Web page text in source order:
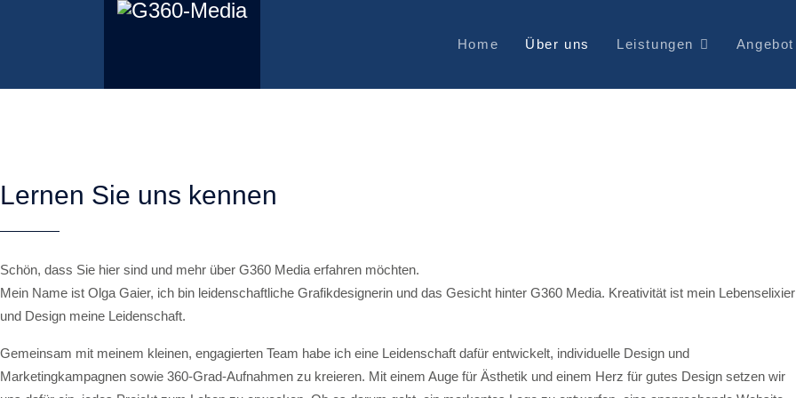
Home Über uns Leistungen
Lernen Sie uns kennen
Schön, dass Sie hier sind und mehr über G360 Media erfahren möchten.
Mein Name ist Olga Gaier, ich bin leidenschaftliche Grafikdesignerin und das Gesicht hinter G360 Media. Kreativität ist mein Lebenselixier
und Design meine Leidenschaft.
Gemeinsam mit meinem kleinen, engagierten Team habe ich eine Leidenschaft dafür entwickelt, individuelle Design und
Marketingkampagnen sowie 360-Grad-Aufnahmen zu kreieren. Mit einem Auge für Ästhetik und einem Herz für gutes Design setzen wir